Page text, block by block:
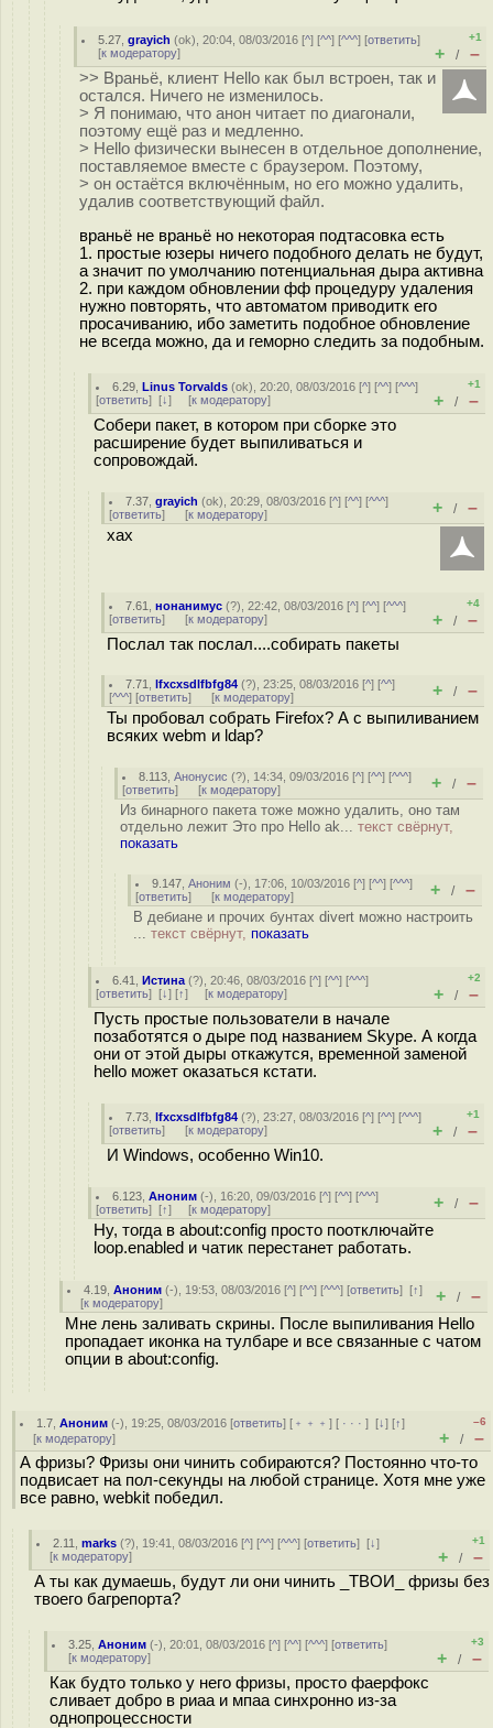
5.27 ,grayich (ok), 20:04, 08/03/2016 [^] [^^] [^^^] [ответить]
[к модератору]
+1
+ / –
>> Враньё, клиент Hello как был встроен, так и
остался. Ничего не изменилось.
> Я понимаю, что анон читает по диагонали,
поэтому ещё раз и медленно.
> Hello физически вынесен в отдельное дополнение,
поставляемое вместе с браузером. Поэтому,
> он остаётся включённым, но его можно удалить,
удалив соответствующий файл.
враньё не враньё но некоторая подтасовка есть
1. простые юзеры ничего подобного делать не будут,
а значит по умолчанию потенциальная дыра активна
2. при каждом обновлении фф процедуру удаления
нужно повторять, что автоматом приводитк его
просачиванию, ибо заметить подобное обновление
не всегда можно, да и геморно следить за подобным.
6.29 ,Linus Torvalds (ok), 20:20, 08/03/2016 [^] [^^] [^^^]
[ответить] [↓] [к модератору]
+1
+ / –
Собери пакет, в котором при сборке это
расширение будет выпиливаться и
сопровождай.
7.37 ,grayich (ok), 20:29, 08/03/2016 [^] [^^] [^^^]
[ответить] [к модератору] + / –
хах
7.61 ,нонанимус (?), 22:42, 08/03/2016 [^] [^^] [^^^]
[ответить] [к модератору]
+4
+ / –
Послал так послал....собирать пакеты
7.71 ,lfxcxsdlfbfg84 (?), 23:25, 08/03/2016 [^] [^^]
[^^^] [ответить] [к модератору] + / –
Ты пробовал собрать Firefox? А с выпиливанием
всяких webm и ldap?
8.113 ,Анонусис (?), 14:34, 09/03/2016 [^] [^^] [^^^]
[ответить] [к модератору] + / –
Из бинарного пакета тоже можно удалить, оно там
отдельно лежит Это про Hello ak... текст свёрнут,
показать
9.147 ,Аноним (-), 17:06, 10/03/2016 [^] [^^] [^^^]
[ответить] [к модератору] + / –
В дебиане и прочих бунтах divert можно настроить
... текст свёрнут, показать
6.41 ,Истина (?), 20:46, 08/03/2016 [^] [^^] [^^^]
[ответить] [↓] [↑] [к модератору]
+2
+ / –
Пусть простые пользователи в начале
позаботятся о дыре под названием Skype. А когда
они от этой дыры откажутся, временной заменой
hello может оказаться кстати.
7.73 ,lfxcxsdlfbfg84 (?), 23:27, 08/03/2016 [^] [^^] [^^^]
[ответить] [к модератору]
+1
+ / –
И Windows, особенно Win10.
6.123 ,Аноним (-), 16:20, 09/03/2016 [^] [^^] [^^^]
[ответить] [↑] [к модератору] + / –
Ну, тогда в about:config просто поотключайте
loop.enabled и чатик перестанет работать.
4.19 ,Аноним (-), 19:53, 08/03/2016 [^] [^^] [^^^] [ответить][↑]
[к модератору] + / –
Мне лень заливать скрины. После выпиливания Hello
пропадает иконка на тулбаре и все связанные с чатом
опции в about:config.
1.7 ,Аноним (-), 19:25, 08/03/2016 [ответить] [ ﹢﹢﹢] [ · · ·][↓] [↑]
[к модератору]
–6
+ / –
А фризы? Фризы они чинить собираются? Постоянно что-то
подвисает на пол-секунды на любой странице. Хотя мне уже
все равно, webkit победил.
2.11 ,marks (?), 19:41, 08/03/2016 [^] [^^] [^^^] [ответить][↓]
[к модератору]
+1
+ / –
А ты как думаешь, будут ли они чинить _ТВОИ_ фризы без
твоего багрепорта?
3.25 ,Аноним (-), 20:01, 08/03/2016 [^] [^^] [^^^] [ответить]
[к модератору]
+3
+ / –
Как будто только у него фризы, просто фаерфокс
сливает добро в риаа и мпаа синхронно из-за
однопроцессности